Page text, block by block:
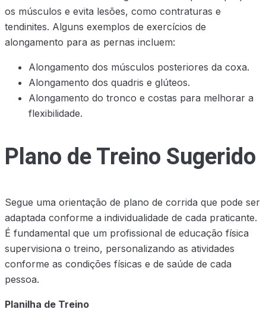
os músculos e evita lesões, como contraturas e
tendinites. Alguns exemplos de exercícios de
alongamento para as pernas incluem:
Alongamento dos músculos posteriores da coxa.
Alongamento dos quadris e glúteos.
Alongamento do tronco e costas para melhorar a
flexibilidade.
Plano de Treino Sugerido
Segue uma orientação de plano de corrida que pode ser
adaptada conforme a individualidade de cada praticante.
É fundamental que um profissional de educação física
supervisiona o treino, personalizando as atividades
conforme as condições físicas e de saúde de cada
pessoa.
Planilha de Treino